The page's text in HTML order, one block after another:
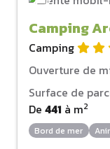
Camping
Camping
Ouverture de
Surface de
De 441 à m2
Bord de mer